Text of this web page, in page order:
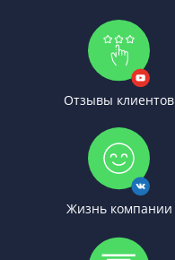
Отзывы клиентов
Жизнь компании